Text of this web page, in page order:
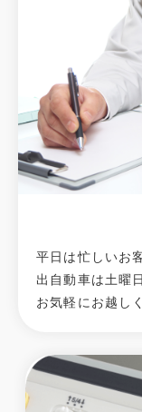
平日は忙しいお
出自動車は土曜
お気軽にお越し